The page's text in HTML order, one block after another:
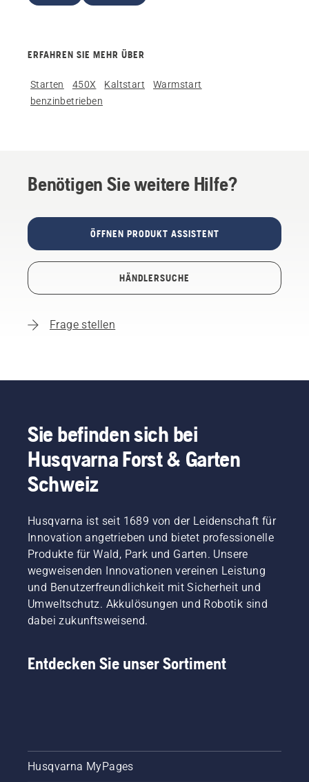
ERFAHREN SIE MEHR ÜBER
Starten 450X Kaltstart
Warmstart
benzinbetrieben
Benötigen Sie weitere Hilfe?
ÖFFNEN PRODUKT ASSISTENT
HÄNDLERSUCHE
Frage stellen
Sie befinden sich bei
Husqvarna Forst & Garten
Schweiz
Husqvarna ist seit 1689 von der Leidenschaft für
Innovation angetrieben und bietet professionelle
Produkte für Wald, Park und Garten. Unsere
wegweisenden Innovationen vereinen Leistung
und Benutzerfreundlichkeit mit Sicherheit und
Umweltschutz. Akkulösungen und Robotik sind
dabei zukunftsweisend.
Entdecken Sie unser Sortiment
Husqvarna MyPages